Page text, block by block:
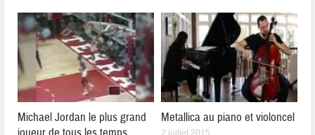
Michael Jordan le plus grand
Metallica au piano et violoncel
2 juillet 2015